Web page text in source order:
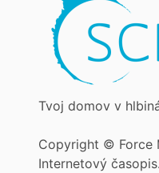
Tvoj domov v
Copyright © Force
Internetový